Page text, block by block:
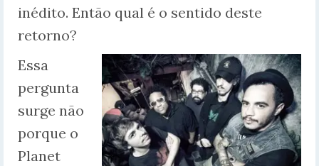
inédito. Então qual é o sentido deste
retorno?
Essa
pergunta
surge não
porque o
Planet